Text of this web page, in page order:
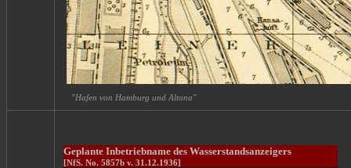
"Hafen von Hamburg und Altona"
Geplante Inbetriebname des Wasserstandsanzeigers
[NfS. No. 5857b v. 31.12.1936]